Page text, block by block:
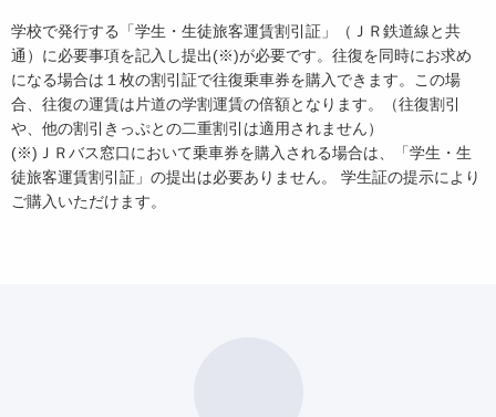
学校で発行する「学生・生徒旅客運賃割引証」（ＪＲ鉄道線と共
通）に必要事項を記入し提出(※)が必要です。往復を同時にお求め
になる場合は１枚の割引証で往復乗車券を購入できます。この場
合、往復の運賃は片道の学割運賃の倍額となります。（往復割引
や、他の割引きっぷとの二重割引は適用されません）
(※)ＪＲバス窓口において乗車券を購入される場合は、「学生・生
徒旅客運賃割引証」の提出は必要ありません。 学生証の提示により
ご購入いただけます。